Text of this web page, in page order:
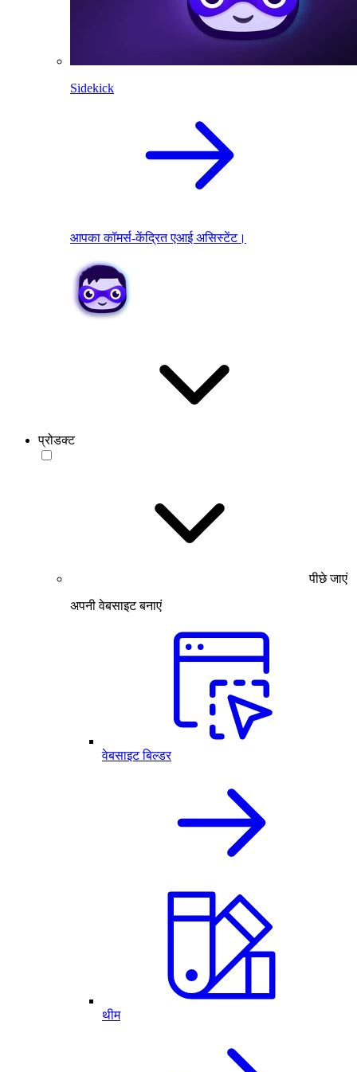
Sidekick
आपका कॉमर्स-केंद्रित एआई असिस्टेंट।
प्रोडक्ट
पीछे जाएं
अपनी वेबसाइट बनाएं
वेबसाइट बिल्डर
थीम